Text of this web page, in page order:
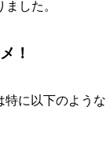
した。
！
特に以下のような